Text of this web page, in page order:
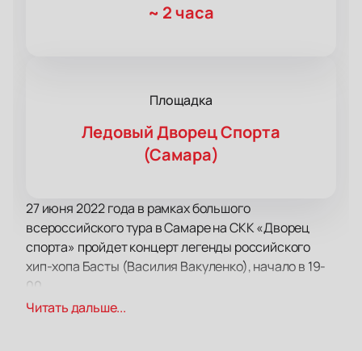
~ 2 часа
Площадка
Ледовый Дворец Спорта
(Самара)
27 июня 2022 года в рамках большого
всероссийского тура в Самаре на СКК «Дворец
спорта» пройдет концерт легенды российского
хип-хопа Басты (Василия Вакуленко), начало в 19-
00.
Концерты Басты — это двухчасовое действо,
Читать дальше...